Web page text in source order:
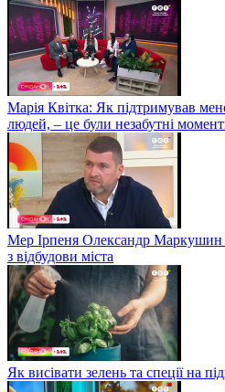
Марія Квітка: Як підтримував
людей, – це були незабутні
Мер Ірпеня Олександр Маркушин
з відбудови міста
Як висівати зелень та спеції на